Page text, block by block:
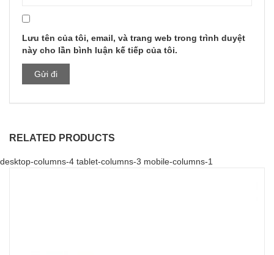
Lưu tên của tôi, email, và trang web trong trình duyệt
này cho lần bình luận kế tiếp của tôi.
RELATED PRODUCTS
desktop-columns-4 tablet-columns-3 mobile-columns-1